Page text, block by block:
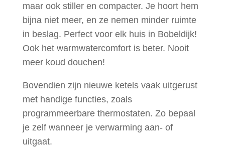
maar ook stiller en compacter. Je hoort hem
bijna niet meer, en ze nemen minder ruimte
in beslag. Perfect voor elk huis in Bobeldijk!
Ook het warmwatercomfort is beter. Nooit
meer koud douchen!
Bovendien zijn nieuwe ketels vaak uitgerust
met handige functies, zoals
programmeerbare thermostaten. Zo bepaal
je zelf wanneer je verwarming aan- of
uitgaat.